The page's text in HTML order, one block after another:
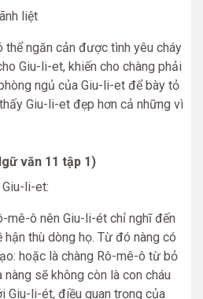
liệt
thể ngăn cản được tình yêu cháy
Giu-li-et, khiến cho chàng phải
ngủ của Giu-li-et để bày tỏ
Giu-li-et đẹp hơn cả những vì
văn 11 tập 1)
li-et:
mê-ô nên Giu-li-ét chỉ nghĩ đến
thù dòng họ. Từ đó nàng có
hoặc là chàng Rô-mê-ô từ bỏ
sẽ không còn là con cháu
Giu-li-ét, điều quan trọng của